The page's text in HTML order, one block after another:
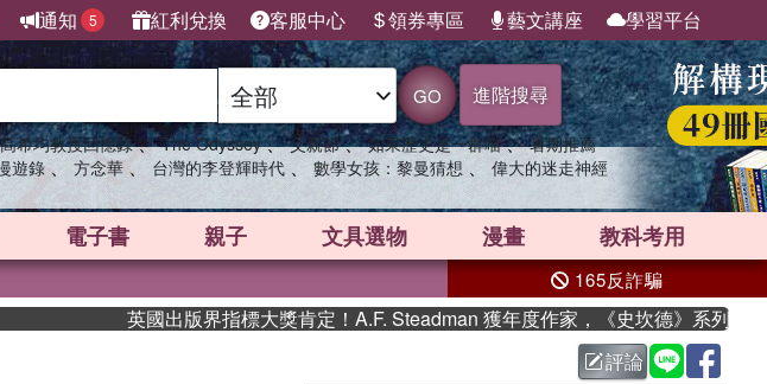
通知 5 紅利兌換 客服中心 領券專區 藝文講座 學習平台
GO 進階搜尋
高希均教授回憶錄 、 The Odyssey 、 父親節 、 如果歷史是一群喵 、 暑期推薦
遊錄 、 方念華 、 台灣的李登輝時代 、 數學女孩：黎曼猜想 、 偉大的迷走神經
電子書 親子 文具選物 漫畫 教科考用
165反詐騙
英國出版界指標大獎肯定！A.F. Steadman 獲年度作家，《史坎德》系列帶你踏
評論